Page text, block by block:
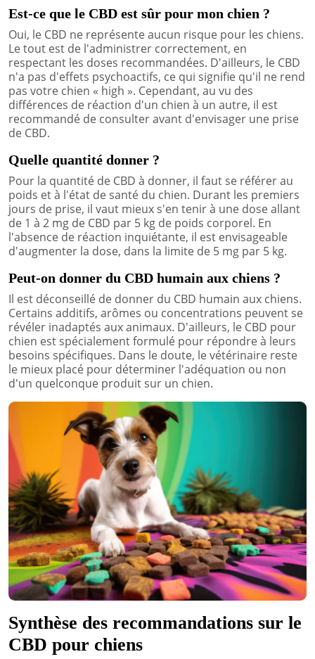
Est-ce que le CBD est sûr pour mon chien ?
Oui, le CBD ne représente aucun risque pour les chiens.
Le tout est de l'administrer correctement, en
respectant les doses recommandées. D'ailleurs, le CBD
n'a pas d'effets psychoactifs, ce qui signifie qu'il ne rend
pas votre chien « high ». Cependant, au vu des
différences de réaction d'un chien à un autre, il est
recommandé de consulter avant d'envisager une prise
de CBD.
Quelle quantité donner ?
Pour la quantité de CBD à donner, il faut se référer au
poids et à l'état de santé du chien. Durant les premiers
jours de prise, il vaut mieux s'en tenir à une dose allant
de 1 à 2 mg de CBD par 5 kg de poids corporel. En
l'absence de réaction inquiétante, il est envisageable
d'augmenter la dose, dans la limite de 5 mg par 5 kg.
Peut-on donner du CBD humain aux chiens ?
Il est déconseillé de donner du CBD humain aux chiens.
Certains additifs, arômes ou concentrations peuvent se
révéler inadaptés aux animaux. D'ailleurs, le CBD pour
chien est spécialement formulé pour répondre à leurs
besoins spécifiques. Dans le doute, le vétérinaire reste
le mieux placé pour déterminer l'adéquation ou non
d'un quelconque produit sur un chien.
Synthèse des recommandations sur le
CBD pour chiens